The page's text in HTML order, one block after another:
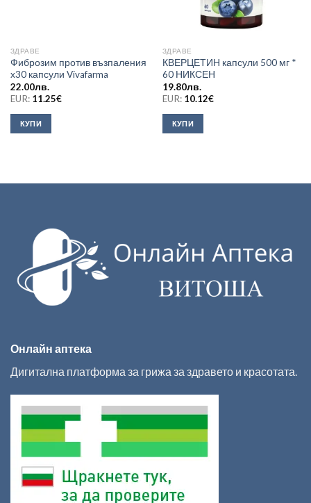
ЗДРАВЕ
Фиброзим против възпаления
x30 капсули Vivafarma
22.00лв.
EUR: 11.25€
КУПИ
ЗДРАВЕ
КВЕРЦЕТИН капсули 500 мг *
60 НИКСЕН
19.80лв.
EUR: 10.12€
КУПИ
Онлайн аптека
Дигитална платформа за грижа за здравето и красотата.